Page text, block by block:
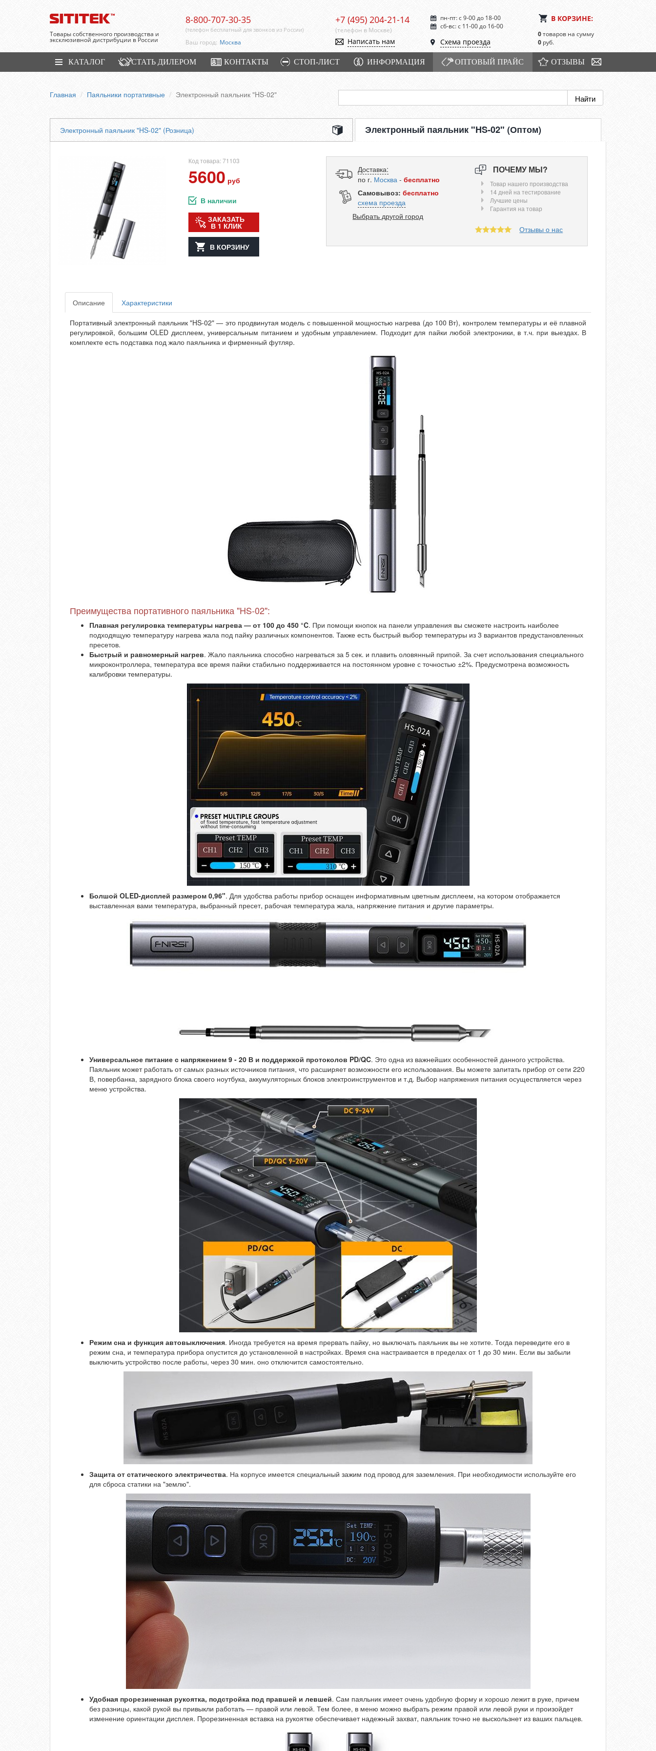
Товары собственного производства и
эксклюзивной дистрибуции в России
8-800-707-30-35
(телефон бесплатный для звонков из России)
Ваш город: Москва
+7 (495) 204-21-14
(телефон в Москве)
Написать нам
пн-пт: с 9-00 до 18-00
сб-вс: с 11-00 до 16-00
Схема проезда
В КОРЗИНЕ:
0товаров на сумму
0 руб.
КАТАЛОГ СТАТЬ ДИЛЕРОМ КОНТАКТЫ СТОП-ЛИСТ ИНФОРМАЦИЯ ОПТОВЫЙ ПРАЙС ОТЗЫВЫ
Главная Паяльники портативные Электронный паяльник "HS-02"
Электронный паяльник "HS-02" (Розница) Электронный паяльник "HS-02" (Оптом)
Код товара: 71103
5600 руб
В наличии
ЗАКАЗАТЬ
В 1 КЛИК
В КОРЗИНУ
Доставка:
по г. Москва -бесплатно
Самовывоз: бесплатно
схема проезда
Выбрать другой город
ПОЧЕМУ МЫ?
Товар нашего производства
14 дней на тестирование
Лучшие цены
Гарантия на товар
Отзывы о нас
Описание Характеристики
Портативный электронный паяльник "HS-02" — это продвинутая модель с повышенной мощностью нагрева (до 100 Вт), контролем температуры и её плавной
регулировкой, большим OLED дисплеем, универсальным питанием и удобным управлением. Подходит для пайки любой электроники, в т.ч. при выездах. В
комплекте есть подставка под жало паяльника и фирменный футляр.
Преимущества портативного паяльника "HS-02":
Плавная регулировка температуры нагрева — от 100 до 450 °C. При помощи кнопок на панели управления вы сможете настроить наиболее
подходящую температуру нагрева жала под пайку различных компонентов. Также есть быстрый выбор температуры из 3 вариантов предустановленных
пресетов.
Быстрый и равномерный нагрев. Жало паяльника способно нагреваться за 5 сек. и плавить оловянный припой. За счет использования специального
микроконтроллера, температура все время пайки стабильно поддерживается на постоянном уровне с точностью ±2%. Предусмотрена возможность
калибровки температуры.
Болшой OLED-дисплей размером 0,96". Для удобства работы прибор оснащен информативным цветным дисплеем, на котором отображается
выставленная вами температура, выбранный пресет, рабочая температура жала, напряжение питания и другие параметры.
Универсальное питание с напряжением 9 - 20 В и поддержкой протоколов PD/QC. Это одна из важнейших особенностей данного устройства.
Паяльник может работать от самых разных источников питания, что расширяет возможности его использования. Вы можете запитать прибор от сети 220
В, повербанка, зарядного блока своего ноутбука, аккумуляторных блоков электроинструментов и т.д. Выбор напряжения питания осуществляется через
меню устройства.
Режим сна и функция автовыключения. Иногда требуется на время прервать пайку, но выключать паяльник вы не хотите. Тогда переведите его в
режим сна, и температура прибора опустится до установленной в настройках. Время сна настраивается в пределах от 1 до 30 мин. Если вы забыли
выключить устройство после работы, через 30 мин. оно отключится самостоятельно.
Защита от статического электричества. На корпусе имеется специальный зажим под провод для заземления. При необходимости используйте его
для сброса статики на "землю".
Удобная прорезиненная рукоятка, подстройка под правшей и левшей. Сам паяльник имеет очень удобную форму и хорошо лежит в руке, причем
без разницы, какой рукой вы привыкли работать — правой или левой. Тем более, в меню можно выбрать режим правой или левой руки и произойдет
изменение ориентации дисплея. Прорезиненная вставка на рукоятке обеспечивает надежный захват, паяльник точно не выскользнет из ваших пальцев.